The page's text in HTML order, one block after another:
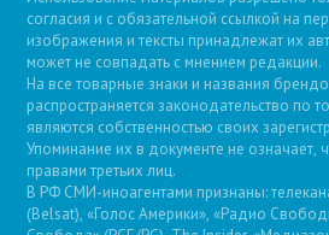
согласия и с обязательной ссылкой на
изображения и тексты принадлежат их
может не совпадать с мнением редакции.
На все товарные знаки и названия
распространяется законодательство по
являются собственностью своих
Упоминание их в документе не означает,
правами третьих лиц.
В РФ СМИ-иноагентами признаны:
(Belsat), «Голос Америки», «Радио